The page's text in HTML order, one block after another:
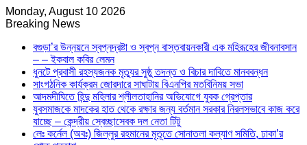
Monday, August 10 2026
Breaking News
বগুড়া’র উন্নয়নে স্বপ্নদ্রষ্টা ও স্বপ্ন বাস্তবায়নকারী এক মহিরূহের জীবনাবসান
– – ইকবাল কবির লেমন
ধুনটে প্রবাসী রহস্যজনক মৃত্যুর সুষ্ঠু তদন্ত ও বিচার দাবিতে মানববন্ধন
সাংগঠনিক কার্যক্রম জোরদারে সাঘাটায় বিএনপির মতবিনিময় সভা
আদমদীঘিতে হিন্দু মহিলার শ্লীলতাহানির অভিযোগে যুবক গ্রেপ্তার
যুবসমাজকে মাদকের হাত থেকে রক্ষার জন্য বর্তমান সরকার নিরলসভাবে কাজ করে
যাচ্ছে – কেন্দ্রীয় স্বেচ্ছাসেবক দল নেতা টিটু
লেঃ কর্নেল (অবঃ) জিল্লুর রহমানের মৃতূতে সোনাতলা কল্যাণ সমিতি, ঢাকা’র